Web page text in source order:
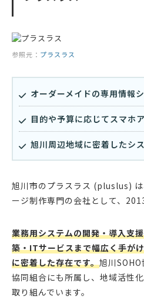
参照元： プラスラス
オーダーメイドの専用情報
目的や予算に応じてスマホ
旭川周辺地域に密着したシ
旭川市のプラスラス (pluslus)
ージ制作専門の会社として、
業務用システムの開発・導入支
築・ITサービスまで幅広く手が
に密着した存在です。旭川
協同組合にも所属し、地域活性
取り組んでいます。